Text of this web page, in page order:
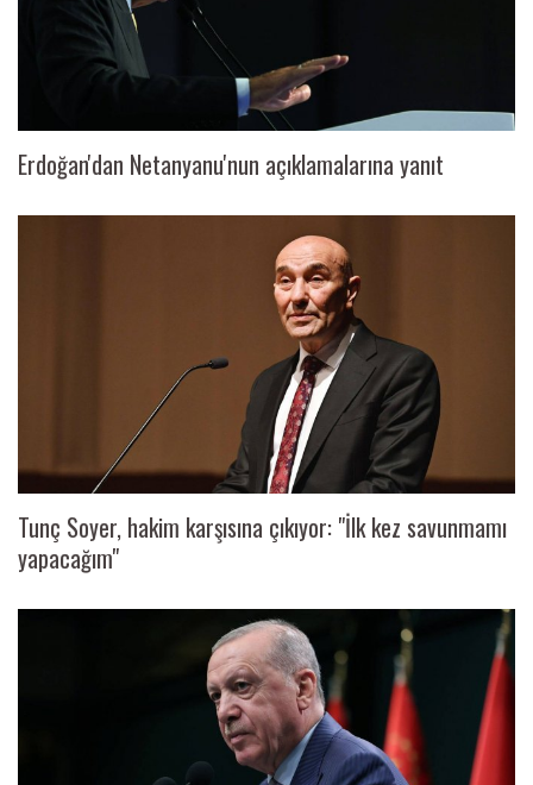
Erdoğan'dan Netanyanu'nun açıklamalarına yanıt
Tunç Soyer, hakim karşısına çıkıyor: "İlk kez savunmamı
yapacağım"